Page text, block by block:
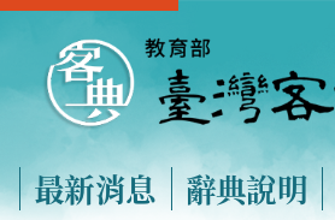
最新消息 辭典說明